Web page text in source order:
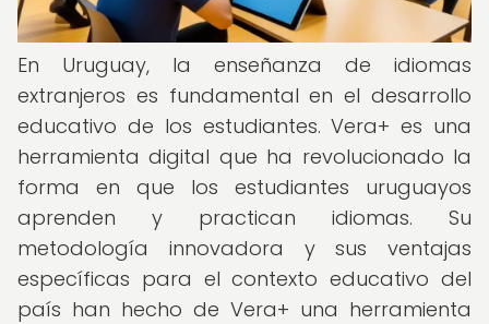
En Uruguay, la enseñanza de idiomas
extranjeros es fundamental en el desarrollo
educativo de los estudiantes. Vera+ es una
herramienta digital que ha revolucionado la
forma en que los estudiantes uruguayos
aprenden y practican idiomas. Su
metodología innovadora y sus ventajas
específicas para el contexto educativo del
país han hecho de Vera+ una herramienta